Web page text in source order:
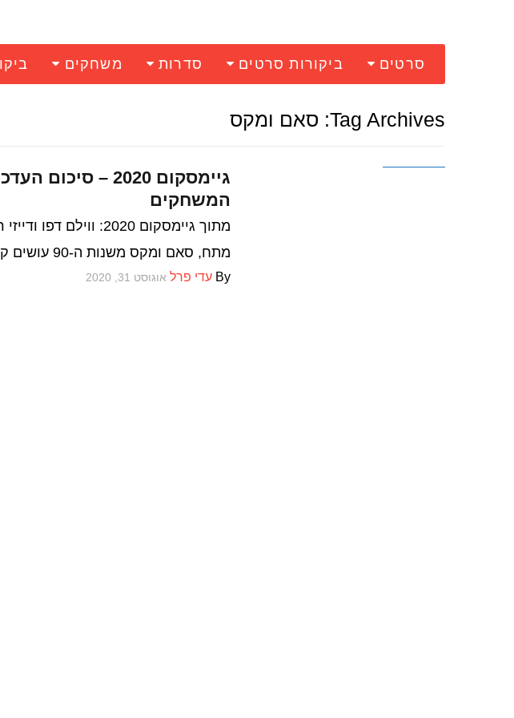
סרטים ביקורות סרטים סדרות משחקים
Tag Archives: סאם ומקס
גיימסקום 2020 –
המשחקים
מתוך גיימסקום 2020:
מתח, סאם ומקס משנות ה-90 עושים קאמבק בטכנולוגיית VR ועוד
By עדי פרל אוגוסט 31, 2020